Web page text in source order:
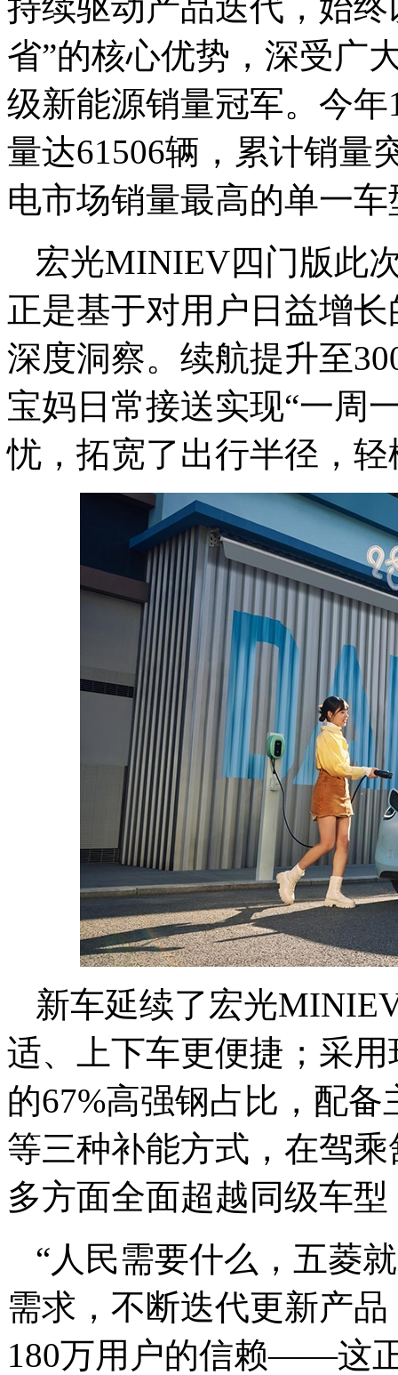
省”的核心优势，深受广
级新能源销量冠军。今
量达61506辆，累计销量
电市场销量最高的单一
宏光MINIEV四门版此
正是基于对用户日益增
深度洞察。续航提升至
宝妈日常接送实现“一周
忧，拓宽了出行半径，
新车延续了宏光
适、上下车更便捷；采
的67%高强钢占比，配
等三种补能方式，在驾
多方面全面超越同级车
“人民需要什么，五菱
需求，不断迭代更新产
180万用户的信赖——这